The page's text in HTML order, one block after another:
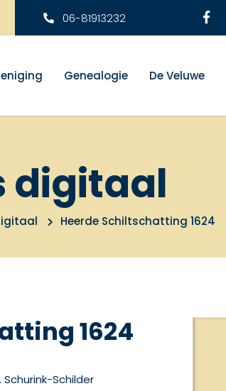
06-81913232
Genealogie De Veluwe
digitaal
Heerde Schiltschatting 1624
1624
Schurink-Schilder